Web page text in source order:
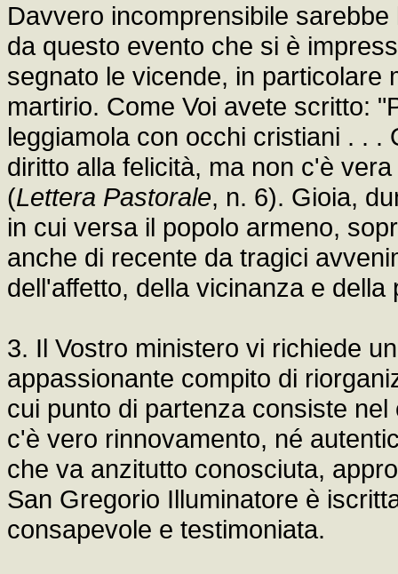
Davvero incomprensibile
da questo evento che si è
segnato le vicende, in particolare
martirio. Come Voi avete scritto:
leggiamola con occhi cristiani . .
diritto alla felicità, ma non c'è
(Lettera Pastorale, n. 6). Gioia,
in cui versa il popolo armeno,
anche di recente da tragici
dell'affetto, della vicinanza e della
3. Il Vostro ministero vi richiede
appassionante compito di
cui punto di partenza consiste
c'è vero rinnovamento, né
che va anzitutto conosciuta,
San Gregorio Illuminatore è
consapevole e testimoniata.